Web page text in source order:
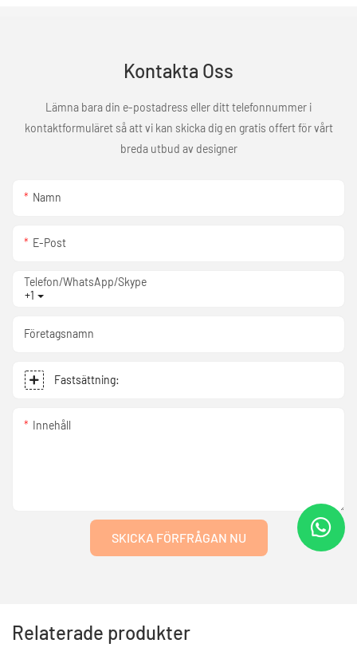
Kontakta Oss
Lämna bara din e-postadress eller ditt telefonnummer i
kontaktformuläret så att vi kan skicka dig en gratis offert för vårt
breda utbud av designer
Namn
E-Post
+1
Telefon/WhatsApp/Skype
Företagsnamn
Fastsättning:
Innehåll
SKICKA FÖRFRÅGAN NU
Relaterade produkter